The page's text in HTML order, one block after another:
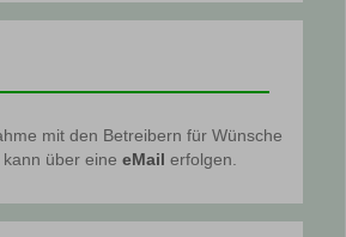
mit den Betreibern für Wünsche
über eine eMail erfolgen.